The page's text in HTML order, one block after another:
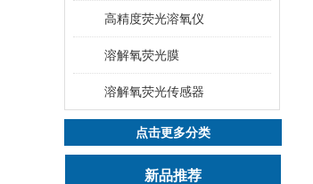
高精度荧光溶氧仪
溶解氧荧光膜
溶解氧荧光传感器
点击更多分类
新品推荐